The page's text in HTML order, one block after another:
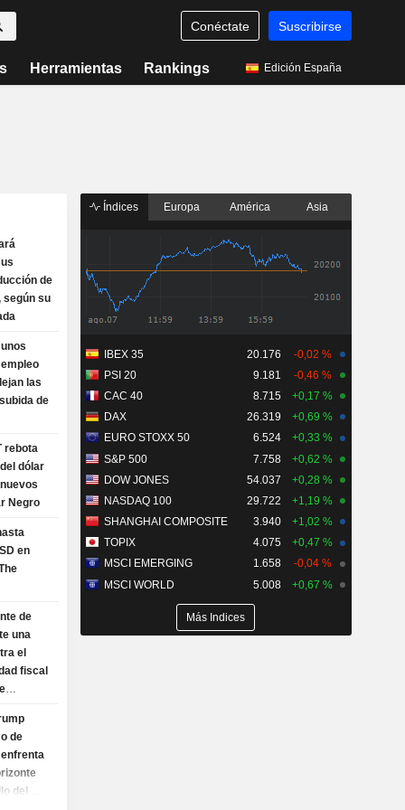
Conéctate Suscribirse
Herramientas Rankings Edición España
de
según su
las
de
rebota
dólar
Negro
en
de
una
el
fiscal
de
del
Índices Europa América Asia
IBEX 35 20.176
-0,02 %
PSI 20
9.181
-0,46 %
CAC 40
8.715
+0,17 %
DAX
26.319
+0,69 %
EURO STOXX 50
6.524
+0,33 %
S&P 500
7.758
+0,62 %
DOW JONES
54.037
+0,28 %
NASDAQ 100
29.722
+1,19 %
SHANGHAI COMPOSITE
3.940
+1,02 %
TOPIX
4.075
+0,47 %
MSCI EMERGING
1.658
-0,04 %
MSCI WORLD
5.008 +0,67 %
Más Indices